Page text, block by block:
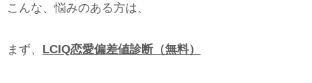
こんな、悩みのある方は、
まず、 LCIQ恋愛偏差値診断（無料）